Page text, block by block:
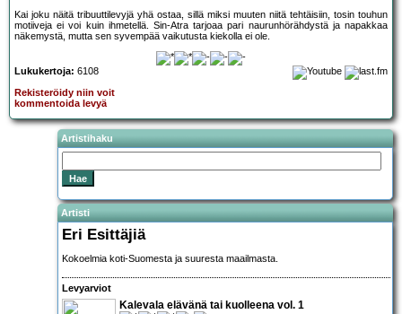
Kai joku näitä tribuuttilevyjä yhä ostaa, sillä miksi muuten niitä tehtäisiin, tosin touhun
motiiveja ei voi kuin ihmetellä. Sin-Atra tarjoaa pari naurunhörähdystä ja napakkaa
näkemystä, mutta sen syvempää vaikutusta kiekolla ei ole.
Lukukertoja: 6108
Rekisteröidy niin voit
kommentoida levyä
Artistihaku
Artisti
Eri Esittäjiä
Kokoelmia koti-Suomesta ja suuresta maailmasta.
Levyarviot
Kalevala elävänä tai kuolleena vol. 1